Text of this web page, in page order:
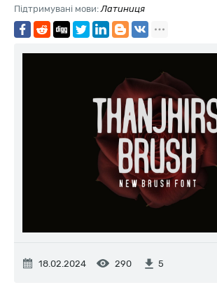
Підтримувані мови:Латиниця
18.02.2024 290 5